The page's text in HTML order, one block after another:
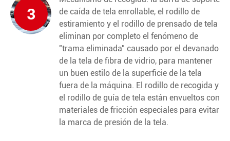
3
de caída de tela enrollable, el rodillo de
estiramiento y el rodillo de prensado de tela
eliminan por completo el fenómeno de
"trama eliminada" causado por el devanado
de la tela de fibra de vidrio, para mantener
un buen estilo de la superficie de la tela
fuera de la máquina. El rodillo de recogida y
el rodillo de guía de tela están envueltos con
materiales de fricción especiales para evitar
la marca de presión de la tela.